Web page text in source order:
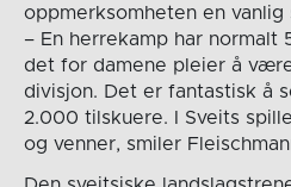
oppmerksomheten en
– En herrekamp har
det for damene pleier å
divisjon. Det er fantastisk å
2.000 tilskuere. I Sveits
og venner, smiler